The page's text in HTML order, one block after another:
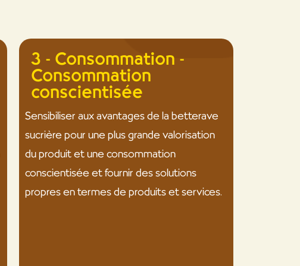
3 - Consommation -
Consommation
conscientisée
Sensibiliser aux avantages de la betterave
sucrière pour une plus grande valorisation
du produit et une consommation
conscientisée et fournir des solutions
propres en termes de produits et services.